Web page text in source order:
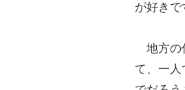
が好きで
地方の
て、一